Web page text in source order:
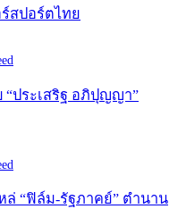
ร์สปอร์ตไทย
“ประเสริฐ อภิปุญญา”
หล่ “ฟิล์ม-รัฐภาคย์” ตำนาน